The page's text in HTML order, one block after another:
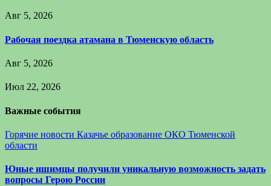
Авг 5, 2026
Рабочая поездка атамана в Тюменскую область
Авг 5, 2026
Июл 22, 2026
Важные события
Горячие новости Казачье образование ОКО Тюменской
области
Юные ишимцы получили уникальную возможность задать
вопросы Герою России